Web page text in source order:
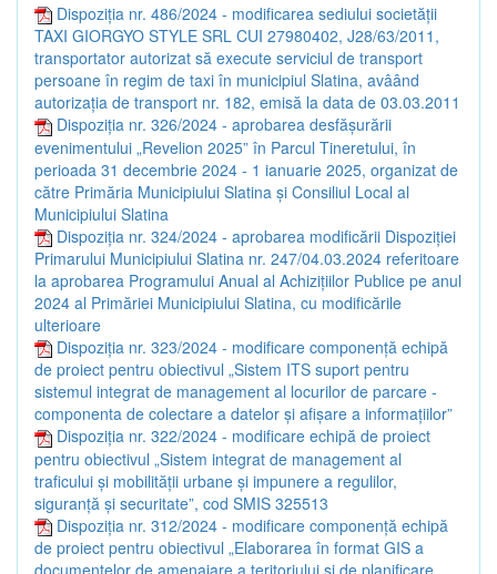
Dispoziția nr. 486/2024 - modificarea sediului societății
TAXI GIORGYO STYLE SRL CUI 27980402, J28/63/2011,
transportator autorizat să execute serviciul de transport
persoane în regim de taxi în municipiul Slatina, avâând
autorizația de transport nr. 182, emisă la data de 03.03.2011
Dispoziția nr. 326/2024 - aprobarea desfășurării
evenimentului „Revelion 2025” în Parcul Tineretului, în
perioada 31 decembrie 2024 - 1 ianuarie 2025, organizat de
către Primăria Municipiului Slatina și Consiliul Local al
Municipiului Slatina
Dispoziția nr. 324/2024 - aprobarea modificării Dispoziției
Primarului Municipiului Slatina nr. 247/04.03.2024 referitoare
la aprobarea Programului Anual al Achizițiilor Publice pe anul
2024 al Primăriei Municipiului Slatina, cu modificările
ulterioare
Dispoziția nr. 323/2024 - modificare componență echipă
de proiect pentru obiectivul „Sistem ITS suport pentru
sistemul integrat de management al locurilor de parcare -
componenta de colectare a datelor și afișare a informațiilor”
Dispoziția nr. 322/2024 - modificare echipă de proiect
pentru obiectivul „Sistem integrat de management al
traficului și mobilității urbane și impunere a regulilor,
siguranță și securitate”, cod SMIS 325513
Dispoziția nr. 312/2024 - modificare componență echipă
de proiect pentru obiectivul „Elaborarea în format GIS a
documentelor de amenajare a teritoriului și de planificare